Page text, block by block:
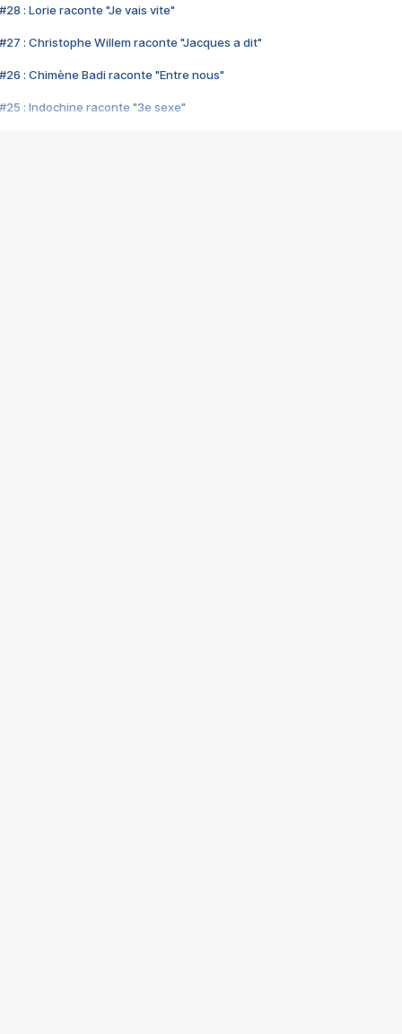
#28 : Lorie raconte "Je vais vite"
#27 : Christophe Willem raconte "Jacques a dit"
#26 : Chimène Badi raconte "Entre nous"
#25 : Indochine raconte "3e sexe"